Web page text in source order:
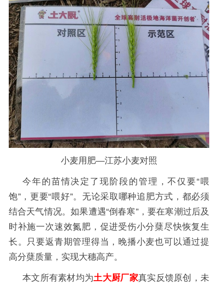
小麦用肥—江苏小麦对照
今年的苗情决定了现阶段的管理，不仅要“喂
饱”，更要“喂好”。无论采取哪种追肥方式，都必须
结合天气情况。如果遭遇“倒春寒”，要在寒潮过后及
时补施一次速效氮肥，促进受伤小分蘖尽快恢复生
长。只要返青期管理得当，晚播小麦也可以通过提
高分蘖质量，实现大穗高产。
本文所有素材均为土大厨厂家真实反馈原创，未